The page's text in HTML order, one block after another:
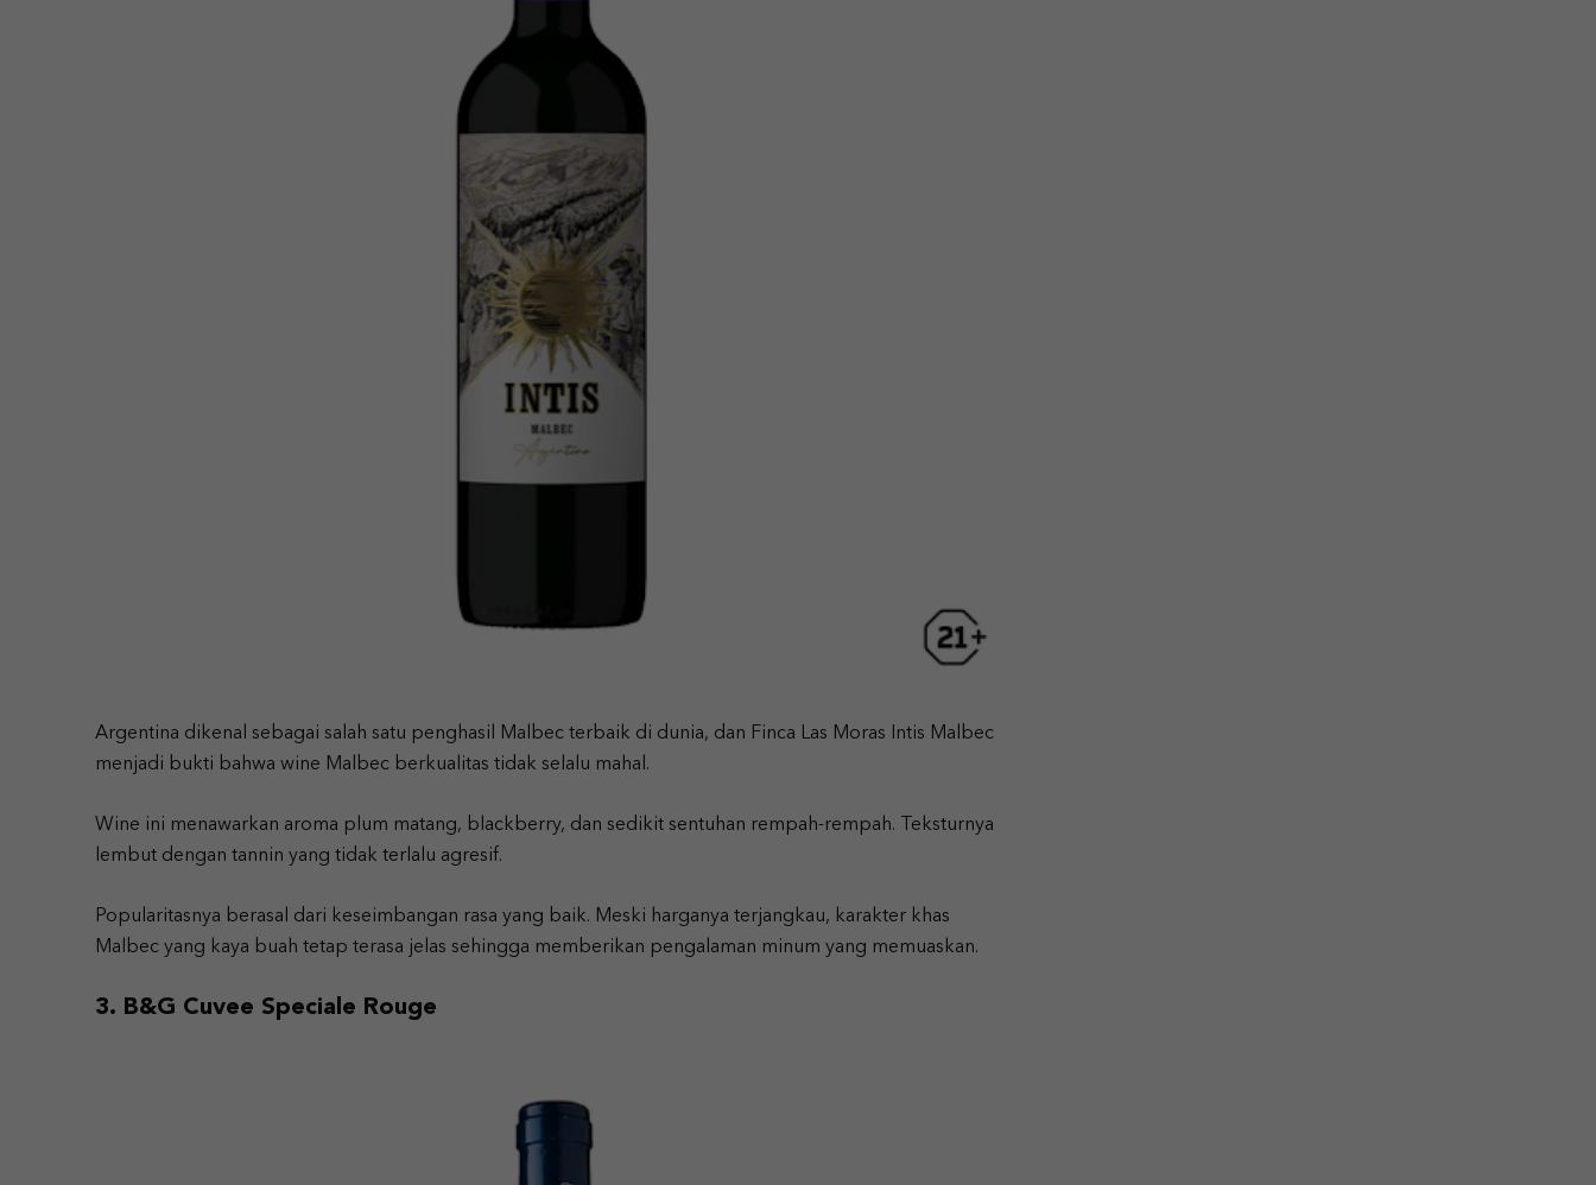
Argentina dikenal sebagai salah satu penghasil Malbec terbaik di dunia, dan Finca Las Moras Intis Malbec
menjadi bukti bahwa wine Malbec berkualitas tidak selalu mahal.
Wine ini menawarkan aroma plum matang, blackberry, dan sedikit sentuhan rempah-rempah. Teksturnya
lembut dengan tannin yang tidak terlalu agresif.
Popularitasnya berasal dari keseimbangan rasa yang baik. Meski harganya terjangkau, karakter khas
Malbec yang kaya buah tetap terasa jelas sehingga memberikan pengalaman minum yang memuaskan.
3. B&G Cuvee Speciale Rouge